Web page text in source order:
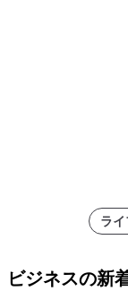
ラ
ビジネスの新